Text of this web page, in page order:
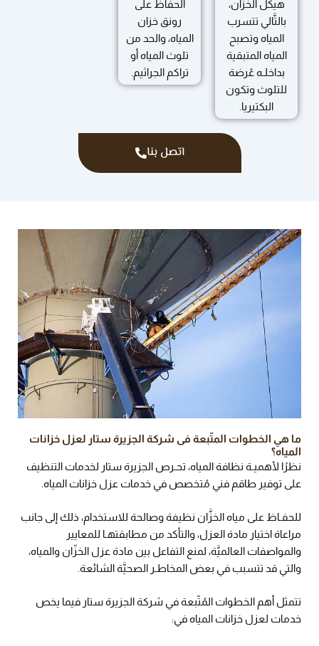
هيكل الخزان،
بالتَّالي تتسرب
المياه وتصبح
المياه المتبقية
بداخلـه عُرضة
للتلوث وتكون
البكتيريا.
الحفاظ على
رونق خزان
المياه، والحد من
تلوث المياه أو
تراكم الجراثيم.
اتصل بنا
ما هي الخطوات المتّبعة فى شركة الجزيرة ستار لعزل خزانات
المياه؟
نظرًا لأهميـة نظافة المياه، تحـرص الجزيرة ستار لخدمات التنظيف
على توفير طاقم فني مُتخصص في خدمات عزل خزانات المياه.
للحفـاظ على مياه الخزَّان نظيفة وصالحة للاستخدام، ذلك إلى جانب
مراعاة اختيار مادة العزل، والتأكد من مطابقتهـا للمعايير
والمواصفات العالميَّة، لمنع التفاعل بين مادة عزل الخزّان والمياه،
والتي قد تتسبب في بعض المخاطـر الصحيَّة الشائعة.
تتمثل أهم الخطوات المُتّبعة في شركة الجزيرة ستار فيما يخص
خدمات لعزل خزانات المياه في: